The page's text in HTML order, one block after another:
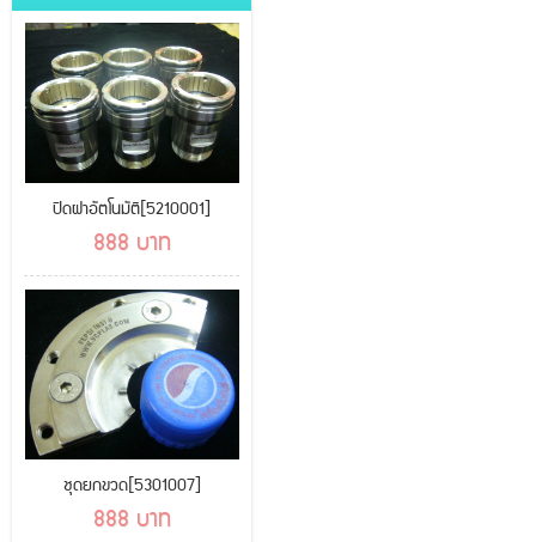
ปิดฝาอัตโนมัติ[5210001]
888 บาท
ชุดยกขวด[5301007]
888 บาท